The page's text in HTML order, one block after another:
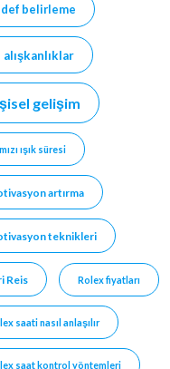
belirleme
alışkanlıklar
gelişim
ışık süresi
artırma
teknikleri
Reis Rolex fiyatları
saati nasıl anlaşılır
saat kontrol yöntemleri